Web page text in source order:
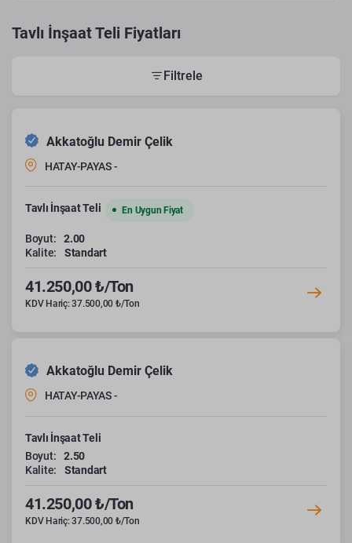
Tavlı İnşaat Teli Fiyatları
Filtrele
Akkatoğlu Demir Çelik
HATAY-PAYAS -
Tavlı İnşaat Teli En Uygun Fiyat
Boyut:
2.00
Kalite:
Standart
41.250,00 ₺/Ton
KDV Hariç: 37.500,00 ₺/Ton
Akkatoğlu Demir Çelik
HATAY-PAYAS -
Tavlı İnşaat Teli
Boyut:
2.50
Kalite:
Standart
41.250,00 ₺/Ton
KDV Hariç: 37.500,00 ₺/Ton